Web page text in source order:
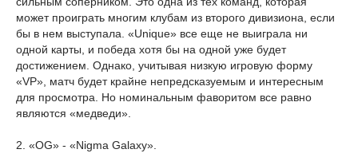
может проиграть многим клубам из второго дивизиона, если
бы в нем выступала. «Unique» все еще не выиграла ни
одной карты, и победа хотя бы на одной уже будет
достижением. Однако, учитывая низкую игровую форму
«VP», матч будет крайне непредсказуемым и интересным
для просмотра. Но номинальным фаворитом все равно
являются «медведи».
2. «OG» - «Nigma Galaxy».